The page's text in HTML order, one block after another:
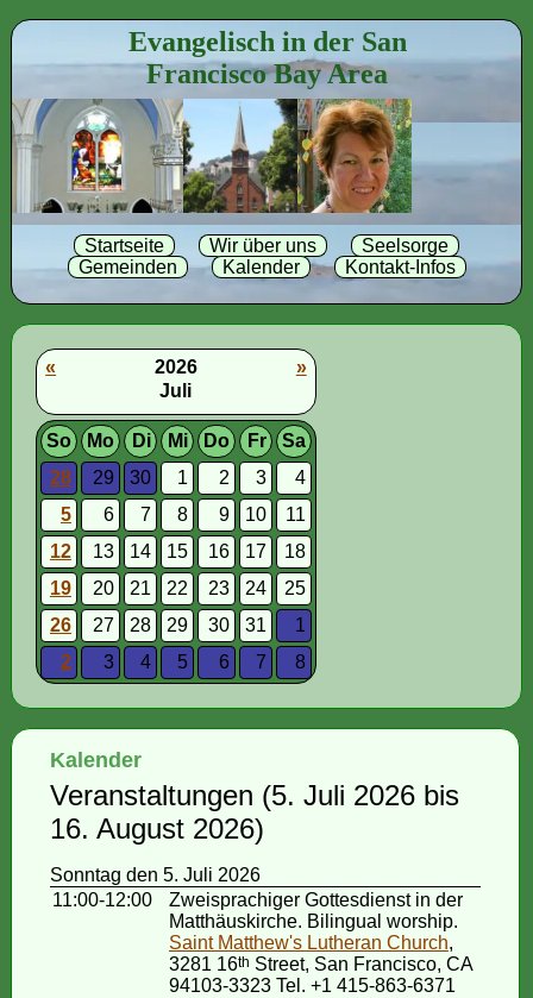
Evangelisch in der San
Francisco Bay Area
Startseite Wir über uns
Seelsorge
Gemeinden
Kalender Kontakt-Infos
»
2026
Juli
«
So Mo Di Mi Do Fr
Sa
28
29 30 1 2 3
4
5
6 7 8 9 10
11
12
13 14 15 16 17
18
19
20 21 22 23 24
25
26
27 28 29 30 31
1
2
3 4 5 6 7 8
Kalender
Veranstaltungen (5. Juli 2026 bis
16. August 2026)
Sonntag den 5. Juli 2026
11:00-12:00
Zweisprachiger Gottesdienst in der
Matthäuskirche. Bilingual worship.
Saint Matthew's Lutheran Church,
3281 16th Street, San Francisco, CA
94103-3323 Tel. +1 415-863-6371